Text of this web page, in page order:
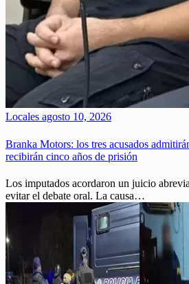
Locales agosto 10, 2026
Branka Motors: los tres acusados
recibirán cinco años de prisión
Los imputados acordaron un juicio
evitar el debate oral. La causa…